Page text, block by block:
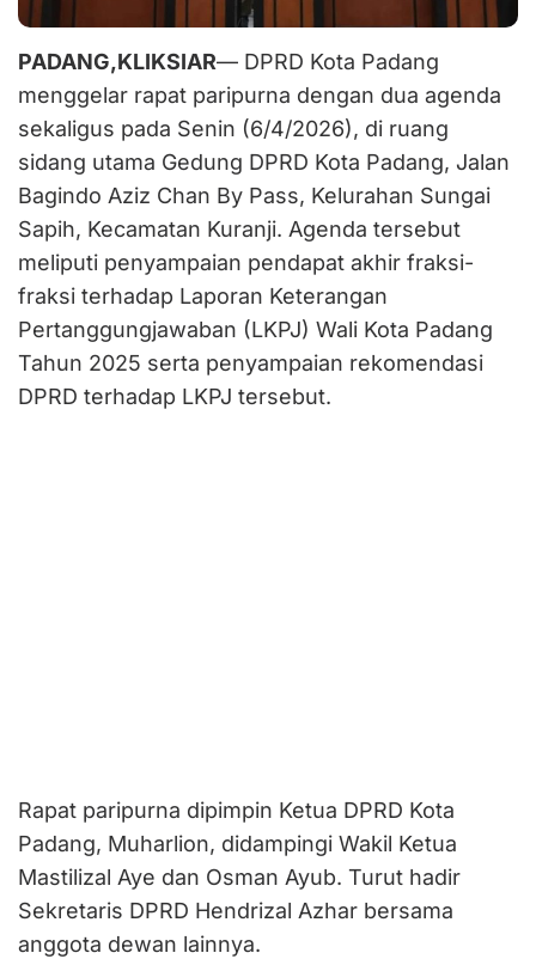
PADANG,KLIKSIAR— DPRD Kota Padang
menggelar rapat paripurna dengan dua agenda
sekaligus pada Senin (6/4/2026), di ruang
sidang utama Gedung DPRD Kota Padang, Jalan
Bagindo Aziz Chan By Pass, Kelurahan Sungai
Sapih, Kecamatan Kuranji. Agenda tersebut
meliputi penyampaian pendapat akhir fraksi-
fraksi terhadap Laporan Keterangan
Pertanggungjawaban (LKPJ) Wali Kota Padang
Tahun 2025 serta penyampaian rekomendasi
DPRD terhadap LKPJ tersebut.
Rapat paripurna dipimpin Ketua DPRD Kota
Padang, Muharlion, didampingi Wakil Ketua
Mastilizal Aye dan Osman Ayub. Turut hadir
Sekretaris DPRD Hendrizal Azhar bersama
anggota dewan lainnya.